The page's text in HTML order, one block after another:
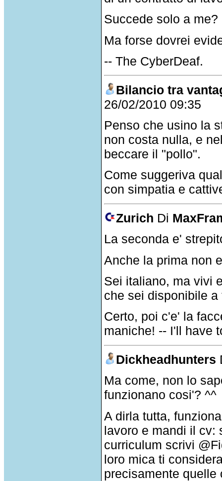
Succede solo a
Ma forse dovrei
-- The CyberDeaf.
Bilancio tra
26/02/2010 09:35
Penso che usino la
non costa nulla, e
beccare il "pollo".
Come suggeriva
con simpatia e
Zurich Di
La seconda e'
Anche la prima non
Sei italiano, ma vivi
che sei disponibile
Certo, poi c'e' la
maniche! -- I'll have
Dickheadhunters
Ma come, non lo
funzionano cosi'? ^^
A dirla tutta,
lavoro e mandi il cv:
curriculum scrivi
loro mica ti
precisamente